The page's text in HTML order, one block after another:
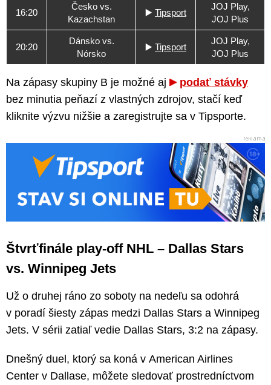
16:20
Česko vs.
Kazachstan
▶️ Tipsport
JOJ Play,
JOJ Plus
20:20
Dánsko vs.
Nórsko
▶️ Tipsport
JOJ Play,
JOJ Plus
Na zápasy skupiny B je možné aj
podať stávky
bez minutia peňazí z vlastných zdrojov, stačí keď
kliknite výzvu nižšie a zaregistrujte sa v Tipsporte.
Štvrťfinále play-off NHL – Dallas Stars
vs. Winnipeg Jets
Už o druhej ráno zo soboty na nedeľu sa odohrá
v poradí šiesty zápas medzi Dallas Stars a Winnipeg
Jets. V sérii zatiaľ vedie Dallas Stars, 3:2 na zápasy.
Dnešný duel, ktorý sa koná v American Airlines
Center v Dallase, môžete sledovať prostredníctvom